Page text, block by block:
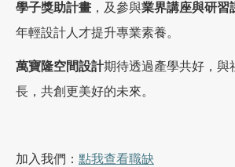
學子獎助計畫 ，及參與業界講座與研習
年輕設計人才提升專業素養。
萬寶隆空間設計期待透過產學共好，與
長，共創更美好的未來。
加入我們： 點我查看職缺